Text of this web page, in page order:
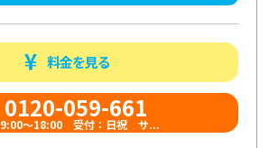
料金を見る
0120-059-661
9:00〜18:00 受付：日祝 サ...